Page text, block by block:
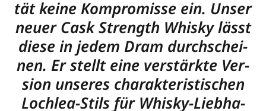
tät kei­ne Kom­pro­mis­se ein. Unser
neu­er Cask Strength Whis­ky lässt
die­se in jedem Dram durch­schei­
nen. Er stellt eine ver­stärk­te Ver­
si­on unse­res cha­rak­te­ris­ti­schen
Loch­lea-Stils für Whis­ky-Lieb­ha­